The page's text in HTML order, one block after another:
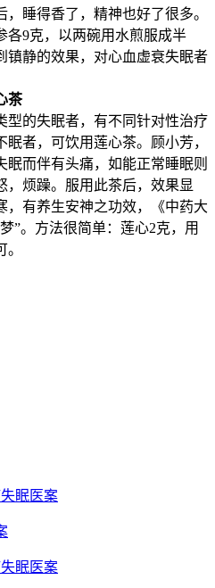
睡得香了，精神也好了很多。
各9克，以两碗用水煎服成半
镇静的效果，对心血虚衰失眠者
茶
型的失眠者，有不同针对性治疗
者，可饮用莲心茶。顾小芳，
眠而伴有头痛，如能正常睡眠则
，烦躁。服用此茶后，效果显
，有养生安神之功效，《中药大
”。方法很简单：莲心2克，用